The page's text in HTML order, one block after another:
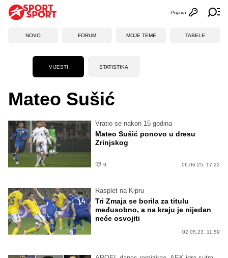
Otvori
Prijava
NOVO FORUM MOJE TEME TABELE
VIJESTI STATISTIKA
Mateo Sušić
Vratio se nakon 15 godina
Mateo Sušić ponovo u dresu
Zrinjskog
9 06.06.25. 17:22
Rasplet na Kipru
Tri Zmaja se borila za titulu
međusobno, a na kraju je nijedan
neće osvojiti
02.05.23. 11:59